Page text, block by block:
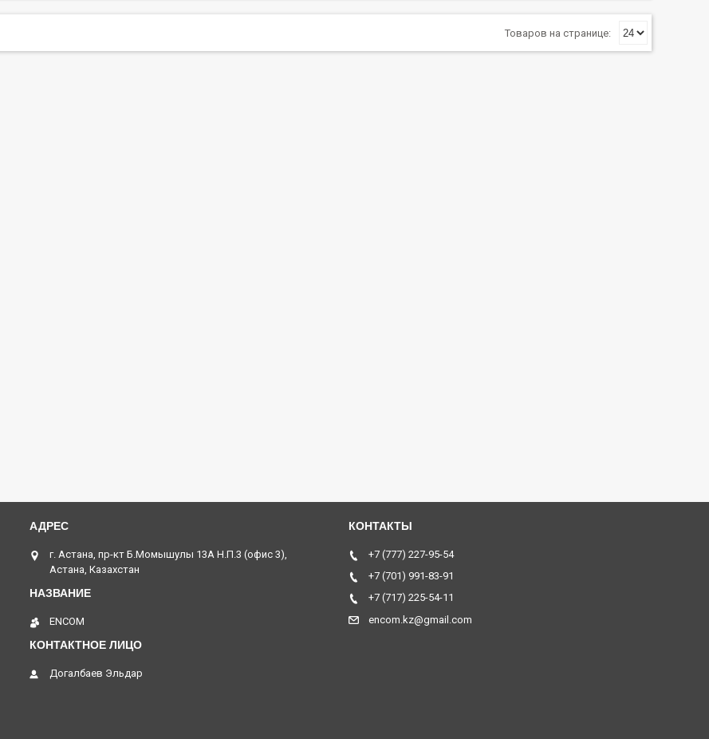
г. Астана, пр-кт Б.Момышулы 13А Н.П.3 (офис 3),
Астана, Казахстан
ENCOM
Догалбаев Эльдар
+7 (777) 227-95-54
+7 (701) 991-83-91
+7 (717) 225-54-11
encom.kz@gmail.com